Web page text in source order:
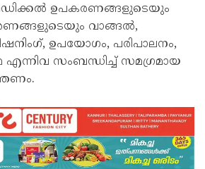
ഉപകരണങ്ങളുടെയും
വാങ്ങൽ,
ഉപയോഗം, പരിപാലനം,
സംബന്ധിച്ച് സമഗ്രമായ